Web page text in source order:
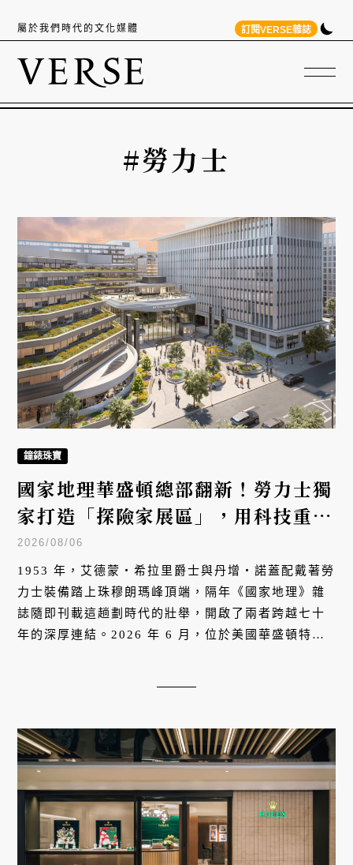
屬於我們時代的文化媒體 訂閱VERSE雜誌
#勞力士
鐘錶珠寶
國家地理華盛頓總部翻新！勞力士獨
家打造「探險家展區」，用科技重構
百年冒險
2026/08/06
1953 年，艾德蒙・希拉里爵士與丹增・諾蓋配戴著勞
力士裝備踏上珠穆朗瑪峰頂端，隔年《國家地理》雜
誌隨即刊載這趟劃時代的壯舉，開啟了兩者跨越七十
年的深厚連結。2026 年 6 月，位於美國華盛頓特區